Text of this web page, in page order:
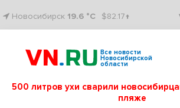
Новосибирск 19.6 °C $82.17↑
Все новости
Новосибирской
области
500 литров ухи сварили
пляже